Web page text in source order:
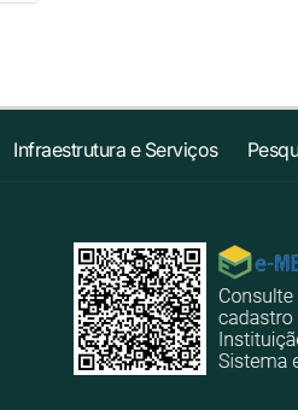
Infraestrutura e Serviços